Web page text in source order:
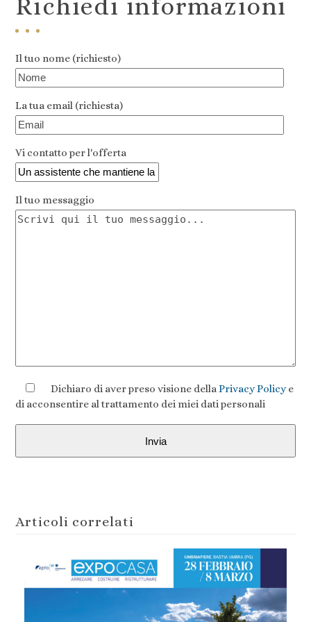
to
the
first
Richiedi informazioni
Il tuo nome (richiesto)
La tua email (richiesta)
Vi contatto per l'offerta
Il tuo messaggio
Dichiaro di aver preso visione dellaPrivacy Policye
di acconsentire al trattamento dei miei dati personali
Articoli correlati